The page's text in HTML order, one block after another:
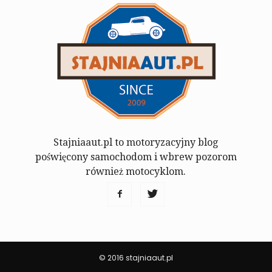
Stajniaaut.pl to motoryzacyjny blog
poświęcony samochodom i wbrew pozorom
również motocyklom.
© 2016 stajniaaut.pl